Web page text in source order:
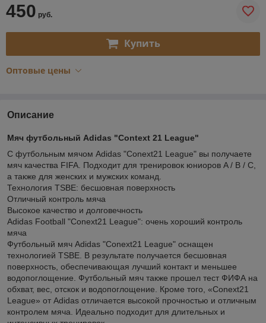
450 руб.
Купить
Оптовые цены
Описание
Мяч футбольный Adidas "Context 21 League"
С футбольным мячом Adidas "Conext21 League" вы получаете
мяч качества FIFA. Подходит для тренировок юниоров A / B / C,
а также для женских и мужских команд.
Технология TSBE: бесшовная поверхность
Отличный контроль мяча
Высокое качество и долговечность
Adidas Football "Conext21 League": очень хороший контроль
мяча
Футбольный мяч Adidas "Conext21 League" оснащен
технологией TSBE. В результате получается бесшовная
поверхность, обеспечивающая лучший контакт и меньшее
водопоглощение. Футбольный мяч также прошел тест ФИФА на
обхват, вес, отскок и водопоглощение. Кроме того, «Conext21
League» от Adidas отличается высокой прочностью и отличным
контролем мяча. Идеально подходит для длительных и